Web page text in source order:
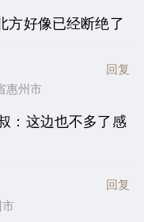
方好像已经断绝了
惠州市
回复
：这边也不多了感
回复